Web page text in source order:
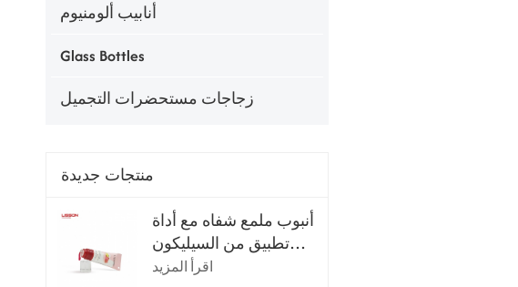
أنابيب ألومنيوم
Glass Bottles
زجاجات مستحضرات التجميل
منتجات جديدة
أنبوب ملمع شفاه مع أداة
تطبيق من السيليكون
فائق النعومة
اقرأ المزيد